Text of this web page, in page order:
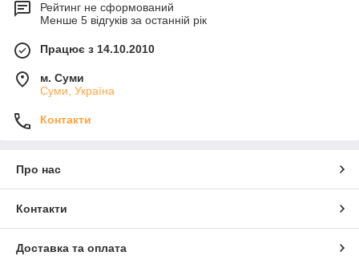
Рейтинг не сформований
Менше 5 відгуків за останній рік
Працює з 14.10.2010
м. Суми
Суми, Україна
Контакти
Про нас
Контакти
Доставка та оплата